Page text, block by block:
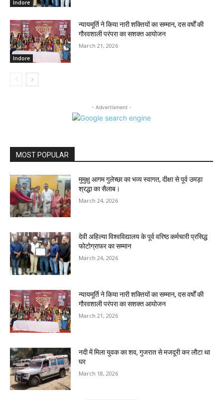
Indore
Indore
न्यायमूर्ति ने किया नारी शक्तियों का सम्मान, दस वर्षों की
गौरवशाली परंपरा का सशक्त आयोजन
March 21, 2026
- Advertisment -
MOST POPULAR
मुमुक्षु आगम गुलेच्छा का भव्य स्वागत, दीक्षा से पूर्व उमड़ा
श्रद्धा का सैलाब।
March 24, 2026
देवी अहिल्या विश्वविद्यालय के पूर्व वरिष्ठ कर्मचारी प्रसिद्ध
फोटोग्राफर का सम्मान
March 24, 2026
न्यायमूर्ति ने किया नारी शक्तियों का सम्मान, दस वर्षों की
गौरवशाली परंपरा का सशक्त आयोजन
March 21, 2026
नदी में मिला युवक का शव, गुजरात से मजदूरी कर लौटा था
घर
March 18, 2026